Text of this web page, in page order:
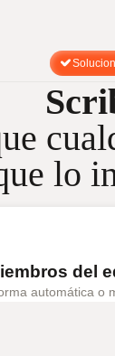
lo
del
automática o